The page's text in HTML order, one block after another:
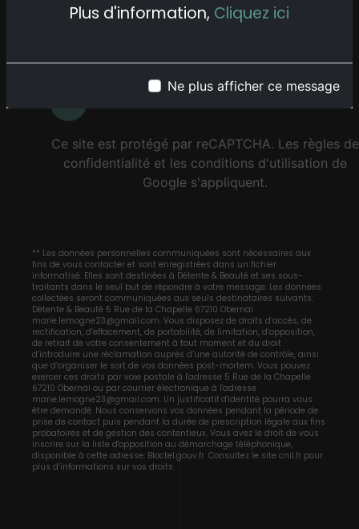
Plus d'information, Cliquez ici
Ne plus afficher ce message
Ce site est protégé par reCAPTCHA. Les règles de
confidentialitéet les conditions d'utilisation de
Google s'appliquent.
** Les données personnelles communiquées sont nécessaires aux
fins de vous contacter et sont enregistrées dans un fichier
informatisé. Elles sont destinées à Détente & Beauté et ses sous-
traitants dans le seul but de répondre à votre message. Les données
collectées seront communiquées aux seuls destinataires suivants:
Détente & Beauté 5 Rue de la Chapelle 67210 Obernai
marie.lemogne23@gmail.com. Vous disposez de droits d’accès, de
rectification, d’effacement, de portabilité, de limitation, d’opposition,
de retrait de votre consentement à tout moment et du droit
d’introduire une réclamation auprès d’une autorité de contrôle, ainsi
que d’organiser le sort de vos données post-mortem. Vous pouvez
exercer ces droits par voie postale à l'adresse 5 Rue de la Chapelle
67210 Obernai ou par courrier électronique à l'adresse
marie.lemogne23@gmail.com. Un justificatif d'identité pourra vous
être demandé. Nous conservons vos données pendant la période de
prise de contact puis pendant la durée de prescription légale aux fins
probatoires et de gestion des contentieux. Vous avez le droit de vous
inscrire sur la liste d'opposition au démarchage téléphonique,
disponible à cette adresse: Bloctel.gouv.fr. Consultez le site cnil.fr pour
plus d’informations sur vos droits.